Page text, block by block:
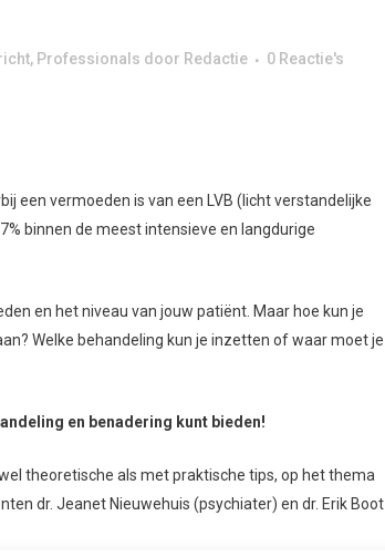
, Professionals door Redactie 0 Reactie's
een vermoeden is van een LVB (licht verstandelijke
binnen de meest intensieve en langdurige
en het niveau van jouw patiënt. Maar hoe kun je
Welke behandeling kun je inzetten of waar moet je
en benadering kunt bieden!
theoretische als met praktische tips, op het thema
dr. Jeanet Nieuwehuis (psychiater) en dr. Erik Boot